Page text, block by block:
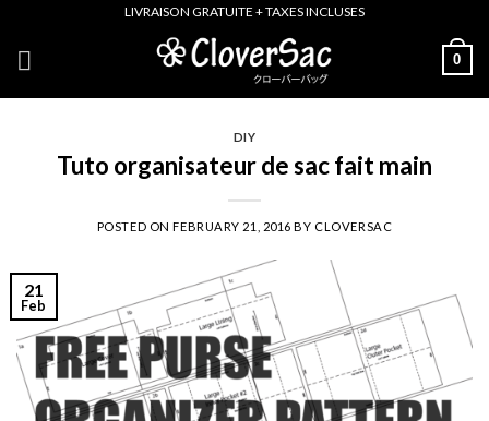
content
LIVRAISON GRATUITE + TAXES INCLUSES
0
DIY
Tuto organisateur de sac fait main
POSTED ONFEBRUARY 21, 2016 BY CLOVERSAC
21
Feb